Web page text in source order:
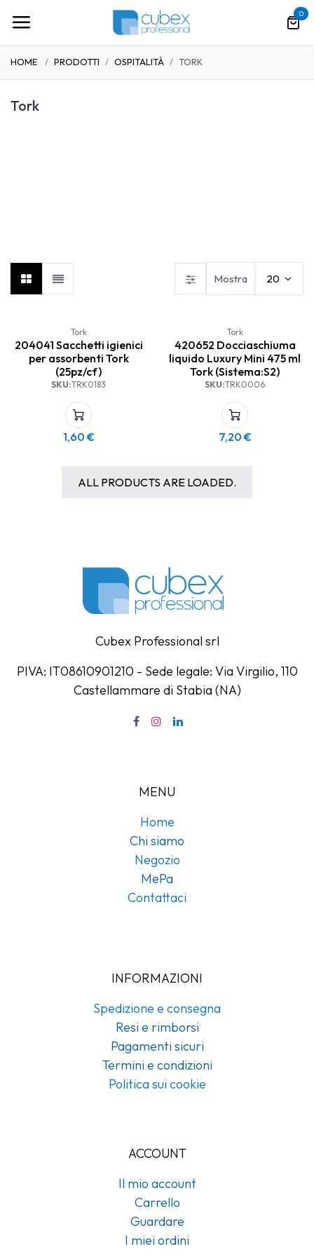
0
HOME PRODOTTI OSPITALITÀ TORK
Tork
Mostra 20
Tork
204041 Sacchetti igienici
per assorbenti Tork
(25pz/cf)
SKU:TRK0183
1,60 €
Tork
420652 Docciaschiuma
liquido Luxury Mini 475 ml
Tork (Sistema:S2)
SKU:TRK0006
7,20 €
ALL PRODUCTS ARE LOADED.
Cubex Professional srl
PIVA: IT08610901210 - Sede legale: Via Virgilio, 110
Castellammare di Stabia (NA)
MENU
Home
Chi siamo
Negozio
MePa
Contattaci
INFORMAZIONI
Spedizione e consegna
Resi e rimborsi
Pagamenti sicuri
Termini e condizioni
Politica sui cookie
ACCOUNT
Il mio account
Carrello
Guardare
I miei ordini